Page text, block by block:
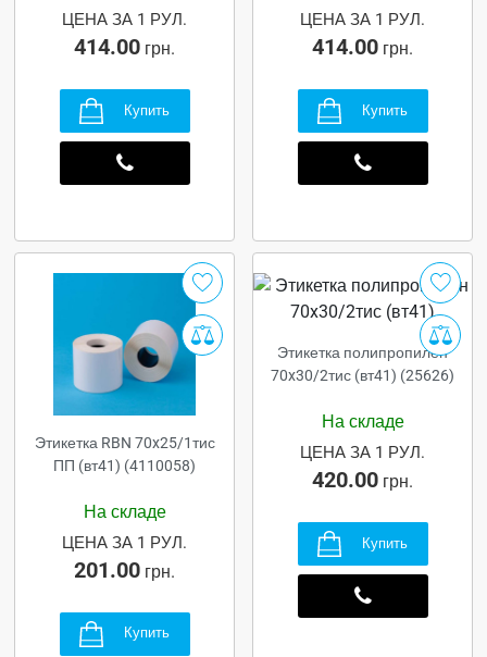
414.00 грн.
ЦЕНА ЗА 1 РУЛ.
Купить
414.00 грн.
ЦЕНА ЗА 1 РУЛ.
Купить
Этикетка RBN 70x25/1тис
ПП (вт41) (4110058)
На складе
201.00 грн.
ЦЕНА ЗА 1 РУЛ.
Купить
Этикетка полипропилен
70x30/2тис (вт41) (25626)
На складе
420.00 грн.
ЦЕНА ЗА 1 РУЛ.
Купить